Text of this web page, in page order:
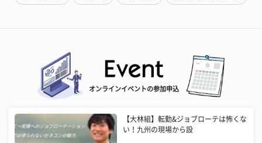
オンラインイベントの参加申込
【大林組】転勤&ジョブローテは怖くな
い！九州の現場から設